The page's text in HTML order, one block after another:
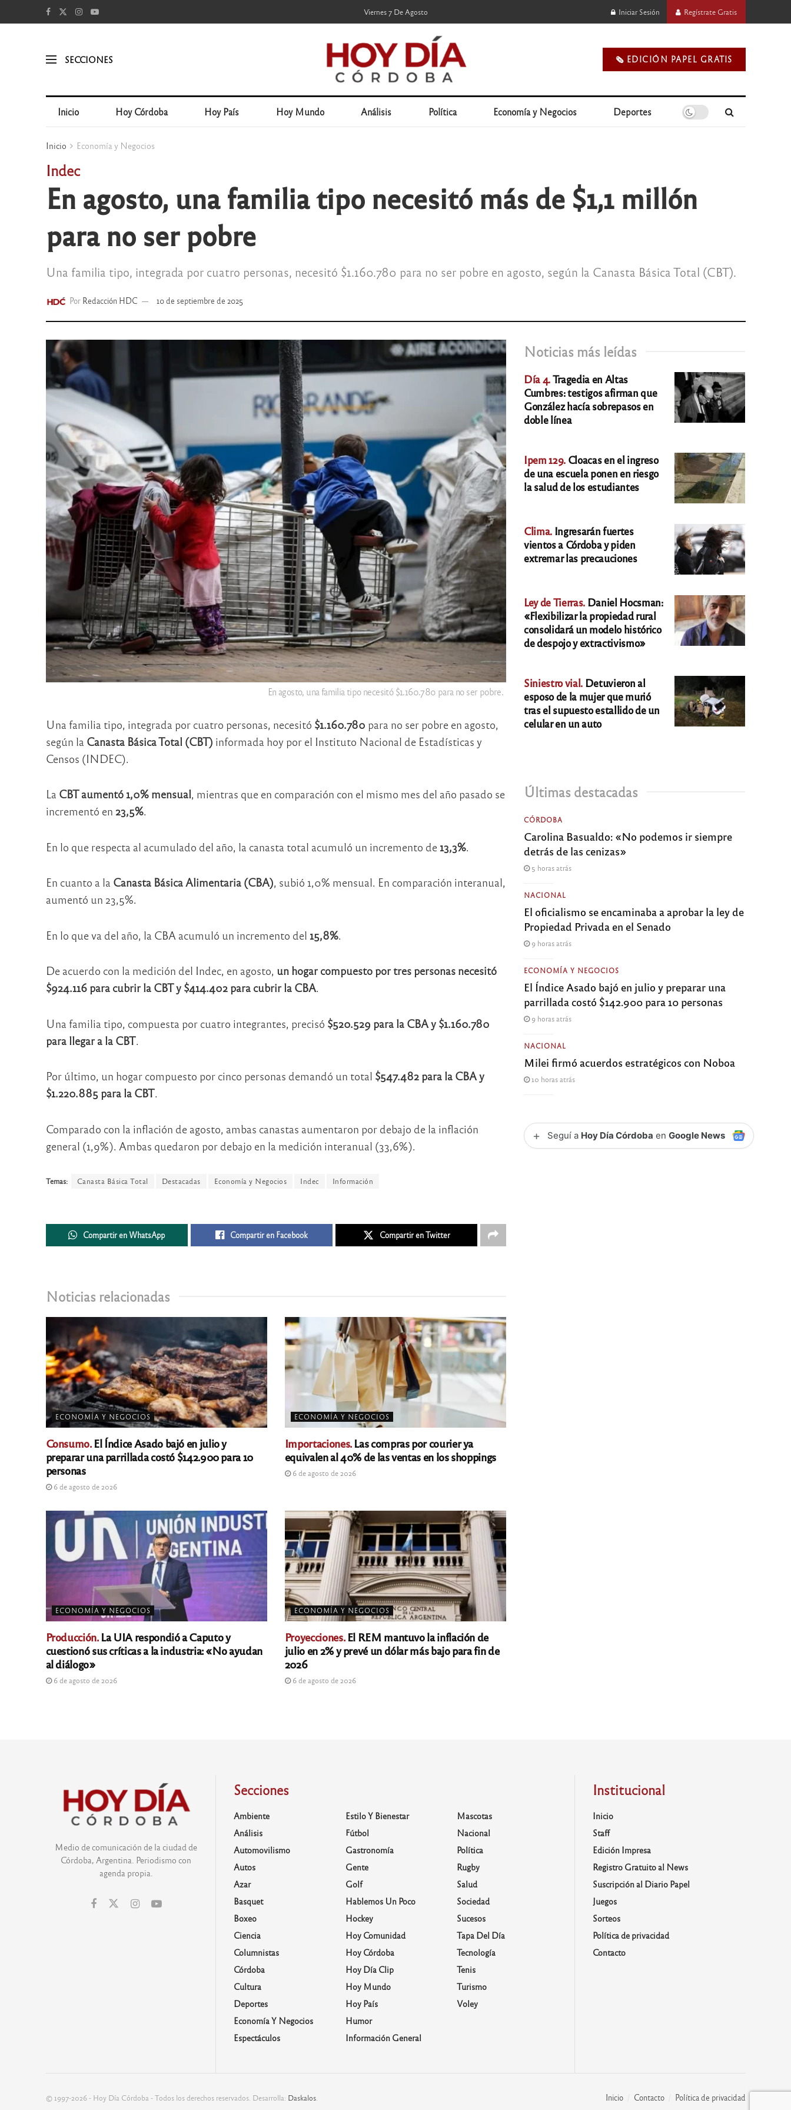
Viernes 7 De Agosto Iniciar Sesión Regístrate Gratis
SECCIONES 🗞️ EDICIÓN PAPEL GRATIS
Inicio Hoy Córdoba Hoy País Hoy Mundo Análisis Política Economía y Negocios Deportes
Inicio Economía y Negocios
Indec
En agosto, una familia tipo necesitó más de $1,1 millón
para no ser pobre
Una familia tipo, integrada por cuatro personas, necesitó $1.160.780 para no ser pobre en agosto, según la Canasta Básica Total (CBT).
Por Redacción HDC 10 de septiembre de 2025
En agosto, una familia tipo necesitó $1.160.780 para no ser pobre.
Una familia tipo, integrada por cuatro personas, necesitó $1.160.780 para no ser pobre en agosto,
según la Canasta Básica Total (CBT) informada hoy por el Instituto Nacional de Estadísticas y
Censos (INDEC).
La CBT aumentó 1,0% mensual, mientras que en comparación con el mismo mes del año pasado se
incrementó en 23,5%.
En lo que respecta al acumulado del año, la canasta total acumuló un incremento de 13,3%.
En cuanto a la Canasta Básica Alimentaria (CBA), subió 1,0% mensual. En comparación interanual,
aumentó un 23,5%.
En lo que va del año, la CBA acumuló un incremento del 15,8%.
De acuerdo con la medición del Indec, en agosto, un hogar compuesto por tres personas necesitó
$924.116 para cubrir la CBT y $414.402 para cubrir la CBA.
Una familia tipo, compuesta por cuatro integrantes, precisó $520.529 para la CBA y $1.160.780
para llegar a la CBT.
Por último, un hogar compuesto por cinco personas demandó un total $547.482 para la CBA y
$1.220.885 para la CBT.
Comparado con la inflación de agosto, ambas canastas aumentaron por debajo de la inflación
general (1,9%). Ambas quedaron por debajo en la medición interanual (33,6%).
Temas: Canasta Básica Total Destacadas Economía y Negocios Indec Información
Compartir en WhatsApp Compartir en Facebook Compartir en Twitter
Noticias relacionadas
ECONOMÍA Y NEGOCIOS
Consumo.El Índice Asado bajó en julio y
preparar una parrillada costó $142.900 para 10
personas
6 de agosto de 2026
ECONOMÍA Y NEGOCIOS
Importaciones.Las compras por courier ya
equivalen al 40% de las ventas en los shoppings
6 de agosto de 2026
ECONOMÍA Y NEGOCIOS
Producción.La UIA respondió a Caputo y
cuestionó sus críticas a la industria: «No ayudan
al diálogo»
6 de agosto de 2026
ECONOMÍA Y NEGOCIOS
Proyecciones.El REM mantuvo la inflación de
julio en 2% y prevé un dólar más bajo para fin de
2026
6 de agosto de 2026
Noticias más leídas
Día 4.Tragedia en Altas
Cumbres: testigos afirman que
González hacía sobrepasos en
doble línea
Ipem 129. Cloacas en el ingreso
de una escuela ponen en riesgo
la salud de los estudiantes
Clima. Ingresarán fuertes
vientos a Córdoba y piden
extremar las precauciones
Ley de Tierras. Daniel Hocsman:
«Flexibilizar la propiedad rural
consolidará un modelo histórico
de despojo y extractivismo»
Siniestro vial. Detuvieron al
esposo de la mujer que murió
tras el supuesto estallido de un
celular en un auto
Últimas destacadas
CÓRDOBA
Carolina Basualdo: «No podemos ir siempre
detrás de las cenizas»
5 horas atrás
NACIONAL
El oficialismo se encaminaba a aprobar la ley de
Propiedad Privada en el Senado
9 horas atrás
ECONOMÍA Y NEGOCIOS
El Índice Asado bajó en julio y preparar una
parrillada costó $142.900 para 10 personas
9 horas atrás
NACIONAL
Milei firmó acuerdos estratégicos con Noboa
10 horas atrás
+ Seguí a Hoy Día Córdoba enGoogle News
Medio de comunicación de la ciudad de
Córdoba, Argentina. Periodismo con
agenda propia.
Secciones
Ambiente
Análisis
Automovilismo
Autos
Azar
Basquet
Boxeo
Ciencia
Columnistas
Córdoba
Cultura
Deportes
Economía Y Negocios
Espectáculos
Estilo Y Bienestar
Fútbol
Gastronomía
Gente
Golf
Hablemos Un Poco
Hockey
Hoy Comunidad
Hoy Córdoba
Hoy Día Clip
Hoy Mundo
Hoy País
Humor
Información General
Mascotas
Nacional
Política
Rugby
Salud
Sociedad
Sucesos
Tapa Del Día
Tecnología
Tenis
Turismo
Voley
Institucional
Inicio
Staff
Edición Impresa
Registro Gratuito al News
Suscripción al Diario Papel
Juegos
Sorteos
Política de privacidad
Contacto
Inicio Contacto Política de privacidad
© 1997-2026 - Hoy Día Córdoba - Todos los derechos reservados. Desarrolla: Daskalos.